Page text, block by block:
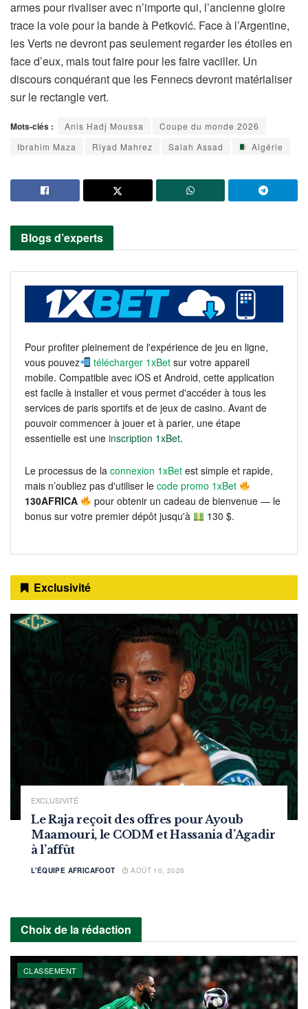
armes pour rivaliser avec n’importe qui, l’ancienne gloire
trace la voie pour la bande à Petković. Face à l’Argentine,
les Verts ne devront pas seulement regarder les étoiles en
face d’eux, mais tout faire pour les faire vaciller. Un
discours conquérant que les Fennecs devront matérialiser
sur le rectangle vert.
Mots-clés : Anis Hadj Moussa
Coupe du monde 2026
Ibrahim Maza
Riyad Mahrez Salah Assad Algérie
Blogs d’experts
Pour profiter pleinement de l'expérience de jeu en ligne,
vous pouvez
télécharger 1xBet sur votre appareil
mobile. Compatible avec iOS et Android, cette application
est facile à installer et vous permet d'accéder à tous les
services de paris sportifs et de jeux de casino. Avant de
pouvoir commencer à jouer et à parier, une étape
essentielle est une inscription 1xBet.
Le processus de la connexion 1xBet est simple et rapide,
mais n’oubliez pas d'utiliser le code promo 1xBet
130AFRICA
pour obtenir un cadeau de bienvenue — le
bonus sur votre premier dépôt jusqu'à
130 $.
Exclusivité
EXCLUSIVITÉ
Le Raja reçoit des offres pour Ayoub
Maamouri, le CODM et Hassania d’Agadir
à l’affût
L'ÉQUIPE AFRICAFOOT AOÛT 10, 2026
Choix de la rédaction
CLASSEMENT